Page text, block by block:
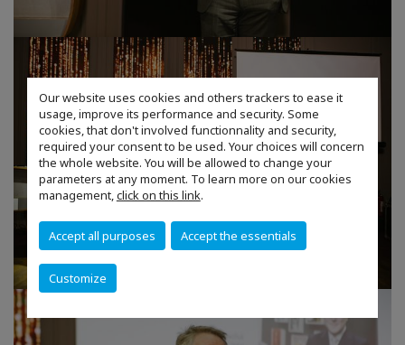
Our website uses cookies and others trackers to ease it
usage, improve its performance and security. Some
cookies, that don't involved functionnality and security,
required your consent to be used. Your choices will concern
the whole website. You will be allowed to change your
parameters at any moment. To learn more on our cookies
management,click on this link.
Accept all purposes Accept the essentials
Customize